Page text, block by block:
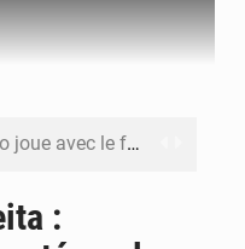
Bamako joue avec le feu
: